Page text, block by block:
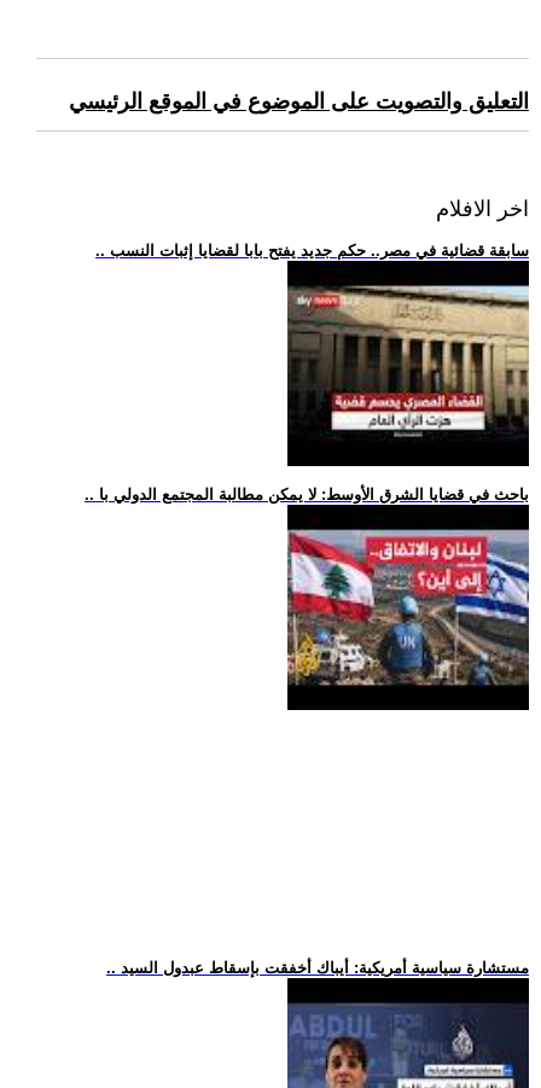
التعليق والتصويت على الموضوع في الموقع الرئيسي
اخر الافلام
.. سابقة قضائية في مصر.. حكم جديد يفتح بابا لقضايا إثبات النسب
.. باحث في قضايا الشرق الأوسط: لا يمكن مطالبة المجتمع الدولي با
.. مستشارة سياسية أمريكية: أيباك أخفقت بإسقاط عبدول السيد